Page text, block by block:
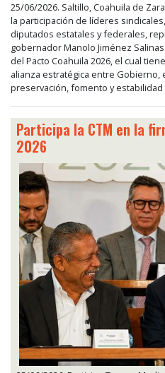
25/06/2026. Saltillo, Coahuila de
la participación de líderes
diputados estatales y federales,
gobernador Manolo Jiménez
del Pacto Coahuila 2026, el cual
alianza estratégica entre Gobierno,
preservación, fomento y
Participa la CTM en la
2026